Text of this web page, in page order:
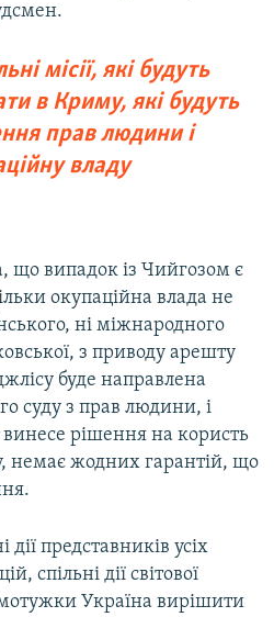
місії, які будуть
в Криму, які будуть
прав людини і
владу
що випадок із Чийгозом є
окупаційна влада не
ні міжнародного
з приводу арешту
буде направлена
суду з прав людини, і
рішення на користь
немає жодних гарантій, що
представників усіх
спільні дії світової
Україна вирішити